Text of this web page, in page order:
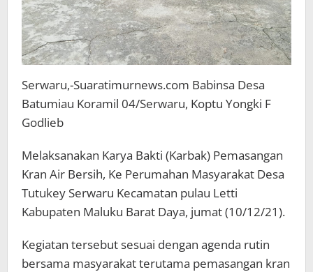
Serwaru,-Suaratimurnews.com Babinsa Desa
Batumiau Koramil 04/Serwaru, Koptu Yongki F
Godlieb
Melaksanakan Karya Bakti (Karbak) Pemasangan
Kran Air Bersih, Ke Perumahan Masyarakat Desa
Tutukey Serwaru Kecamatan pulau Letti
Kabupaten Maluku Barat Daya, jumat (10/12/21).
Kegiatan tersebut sesuai dengan agenda rutin
bersama masyarakat terutama pemasangan kran